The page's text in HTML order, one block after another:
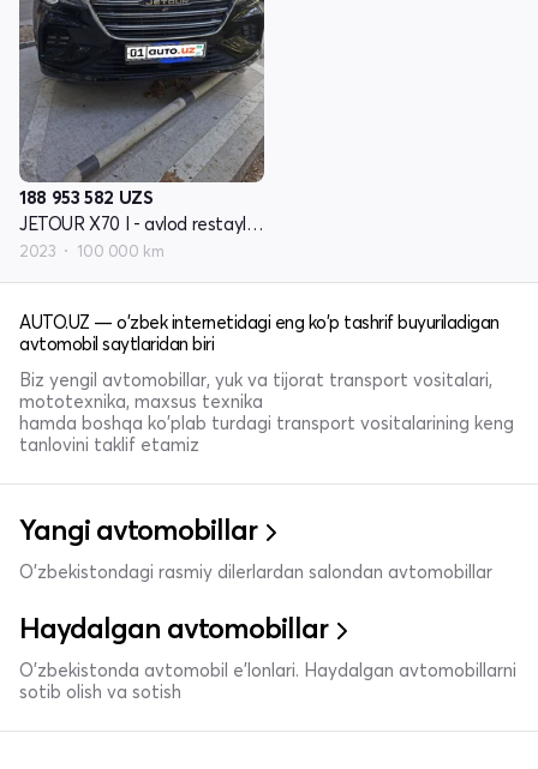
188 953 582 UZS
JETOUR X70 I - avlod restayling 2
2023 100 000 km
AUTO.UZ — o'zbek internetidagi eng ko'p tashrif buyuriladigan
avtomobil saytlaridan biri
Biz yengil avtomobillar, yuk va tijorat transport vositalari,
mototexnika, maxsus texnika
hamda boshqa ko'plab turdagi transport vositalarining keng
tanlovini taklif etamiz
Yangi avtomobillar
O'zbekistondagi rasmiy dilerlardan salondan avtomobillar
Haydalgan avtomobillar
O'zbekistonda avtomobil e’lonlari. Haydalgan avtomobillarni
sotib olish va sotish